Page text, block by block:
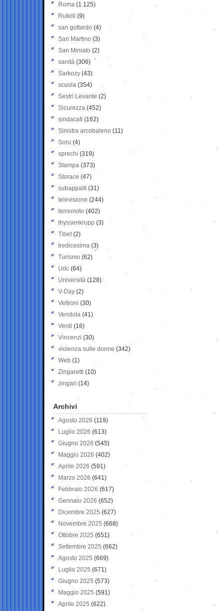
Roma (1.125)
Rutelli (9)
san gottardo (4)
San Martino (3)
San Miniato (2)
sanità (306)
Sarkozy (43)
scuola (354)
Sestri Levante (2)
Sicurezza (452)
sindacati (162)
Sinistra arcobaleno (11)
Soru (4)
sprechi (319)
Stampa (373)
Storace (47)
subappalti (31)
televisione(244)
terremoto (402)
thyssenkrupp (3)
Tibet(2)
tredicesima (3)
Turismo (62)
Udc (64)
Università (128)
V-Day (2)
Veltroni (30)
Vendola (41)
Verdi (16)
Vincenzi (30)
violenza sulle donne (342)
Web (1)
Zingaretti (10)
zingari (14)
Archivi
Agosto 2026 (119)
Luglio 2026 (613)
Giugno 2026 (545)
Maggio 2026 (402)
Aprile 2026 (591)
Marzo 2026 (641)
Febbraio 2026 (617)
Gennaio 2026 (652)
Dicembre 2025 (627)
Novembre 2025 (668)
Ottobre 2025 (651)
Settembre 2025 (662)
Agosto 2025 (669)
Luglio 2025 (671)
Giugno 2025 (573)
Maggio 2025 (591)
Aprile 2025 (622)